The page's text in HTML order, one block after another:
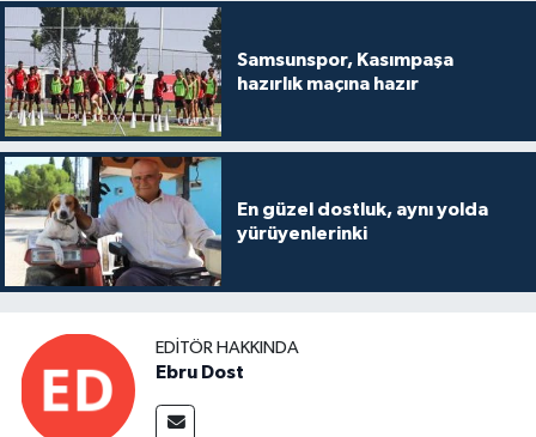
Samsunspor, Kasımpaşa
hazırlık maçına hazır
En güzel dostluk, aynı yolda
yürüyenlerinki
EDITÖR HAKKINDA
Ebru Dost